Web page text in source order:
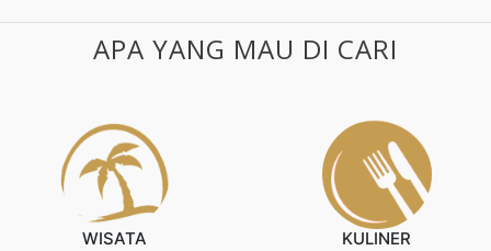
APA YANG MAU DI CARI
WISATA KULINER